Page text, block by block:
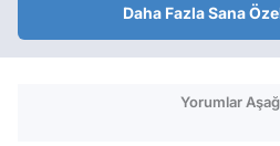
Daha Fazla Sana
Yorumlar